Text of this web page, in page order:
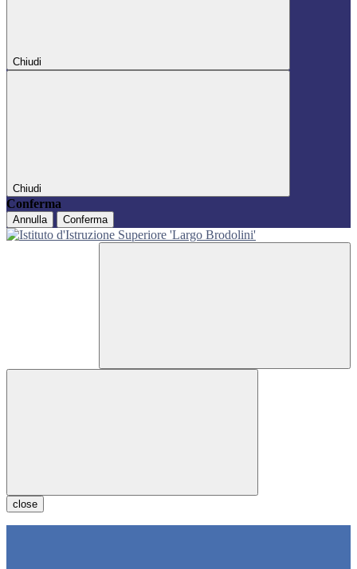
Chiudi
Chiudi
Conferma
Annulla Conferma
close